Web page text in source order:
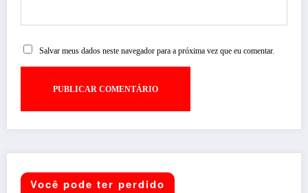
Salvar meus dados neste navegador para a próxima vez que eu comentar.
Você pode ter perdido